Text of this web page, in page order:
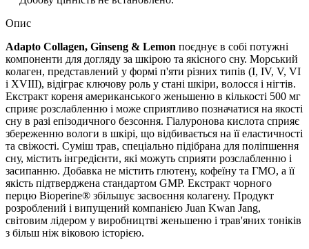
Опис
Adapto Collagen, Ginseng & Lemon поєднує в собі потужні
компоненти для догляду за шкірою та якісного сну. Морський
колаген, представлений у формі п'яти різних типів (I, IV, V, VI
і XVIII), відіграє ключову роль у стані шкіри, волосся і нігтів.
Екстракт кореня американського женьшеню в кількості 500 мг
сприяє розслабленню і може сприятливо позначатися на якості
сну в разі епізодичного безсоння. Гіалуронова кислота сприяє
збереженню вологи в шкірі, що відбивається на її еластичності
та свіжості. Суміш трав, спеціально підібрана для поліпшення
сну, містить інгредієнти, які можуть сприяти розслабленню і
засипанню. Добавка не містить глютену, кофеїну та ГМО, а її
якість підтверджена стандартом GMP. Екстракт чорного
перцю Bioperine® збільшує засвоєння колагену. Продукт
розроблений і випущений компанією Juan Kwan Jang,
світовим лідером у виробництві женьшеню і трав'яних тоніків
з більш ніж віковою історією.